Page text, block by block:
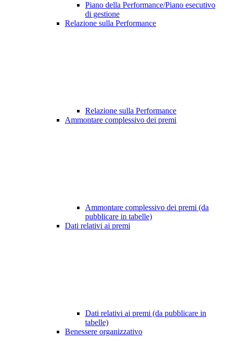
Piano della Performance/Piano esecutivo
di gestione
Relazione sulla Performance
Relazione sulla Performance
Ammontare complessivo dei premi
Ammontare complessivo dei premi (da
pubblicare in tabelle)
Dati relativi ai premi
Dati relativi ai premi (da pubblicare in
tabelle)
Benessere organizzativo